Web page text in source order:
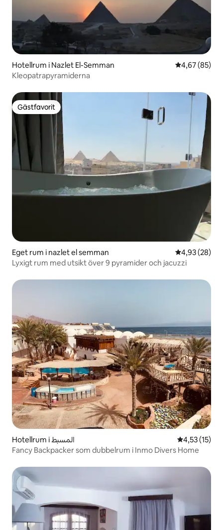
Hotellrum i Nazlet El-Semman 4,67 av 5 i
4,67 (85)
Kleopatrapyramiderna
Gästfavorit
Gästfavorit
Eget rum i nazlet el semman 4,93 av 5 i
4,93 (28)
Lyxigt rum med utsikt över 9 pyramider och jacuzzi
Hotellrum i المسبط 4,53 av 5 i
4,53 (15)
Fancy Backpacker som dubbelrum i Inmo Divers Home